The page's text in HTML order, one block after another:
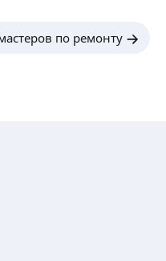
по ремонту